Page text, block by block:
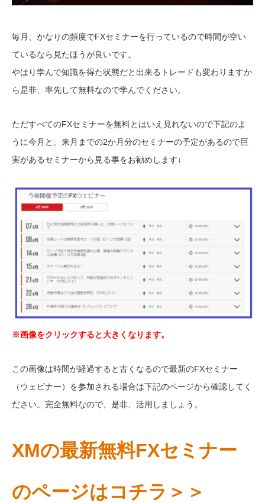
毎月、かなりの頻度でFXセミナーを行っているので時間が空い
ているなら見たほうが良いです。
やはり学んで知識を得た状態だと出来るトレードも変わりますか
ら是非、率先して無料なので学んでください。
ただすべてのFXセミナーを無料とはいえ見れないので下記のよ
うに今月と、来月までの2か月分のセミナーの予定があるので巨
実があるセミナーから見る事をお勧めします↓
※画像をクリックすると大きくなります。
この画像は時間が経過すると古くなるので最新のFXセミナー
（ウェビナー）を参加される場合は下記のページから確認してく
ださい。完全無料なので、是非、活用しましょう。
XMの最新無料FXセミナー
のページはコチラ＞＞